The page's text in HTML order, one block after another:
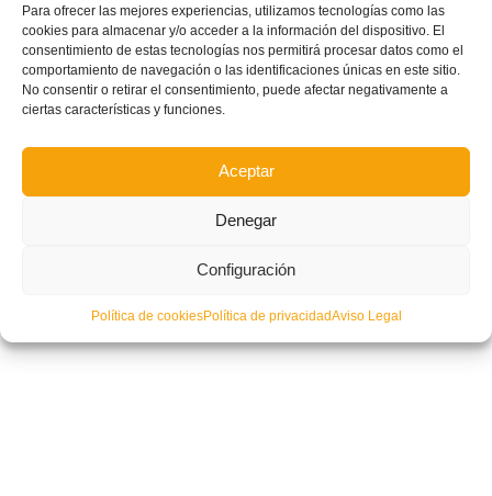
Para ofrecer las mejores experiencias, utilizamos tecnologías como las
cookies para almacenar y/o acceder a la información del dispositivo. El
consentimiento de estas tecnologías nos permitirá procesar datos como el
comportamiento de navegación o las identificaciones únicas en este sitio.
No consentir o retirar el consentimiento, puede afectar negativamente a
ciertas características y funciones.
Aceptar
Denegar
Configuración
Política de cookiesPolítica de privacidadAviso Legal